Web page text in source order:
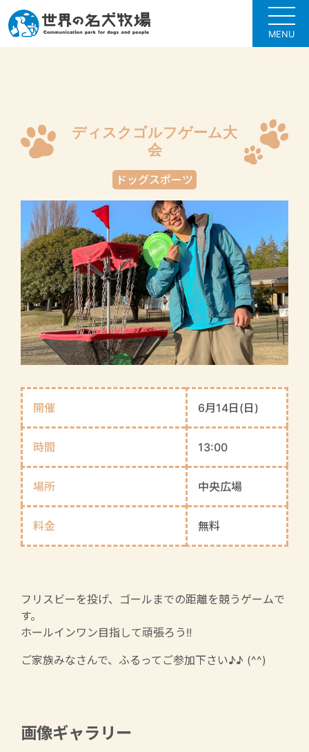
MENU
ディスクゴルフゲーム大
会
ドッグスポーツ
開催 6月14日(日)
時間 13:00
場所 中央広場
料金 無料
フリスビーを投げ、ゴールまでの距離を競うゲームで
す。
ホールインワン目指して頑張ろう!!
ご家族みなさんで、ふるってご参加下さい♪♪ (^^)
画像ギャラリー